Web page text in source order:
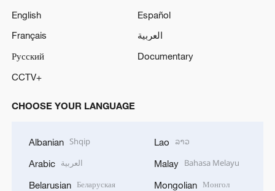
English
Español
Français
العربية
Русский
Documentary
CCTV+
CHOOSE YOUR LANGUAGE
Albanian Shqip
Arabic العربية
Belarusian Беларуская
Lao ລາວ
Malay Bahasa Melayu
Mongolian Монгол